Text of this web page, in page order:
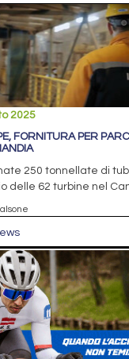
2025
FORNITURA PER
250 tonnellate di
delle 62 turbine nel